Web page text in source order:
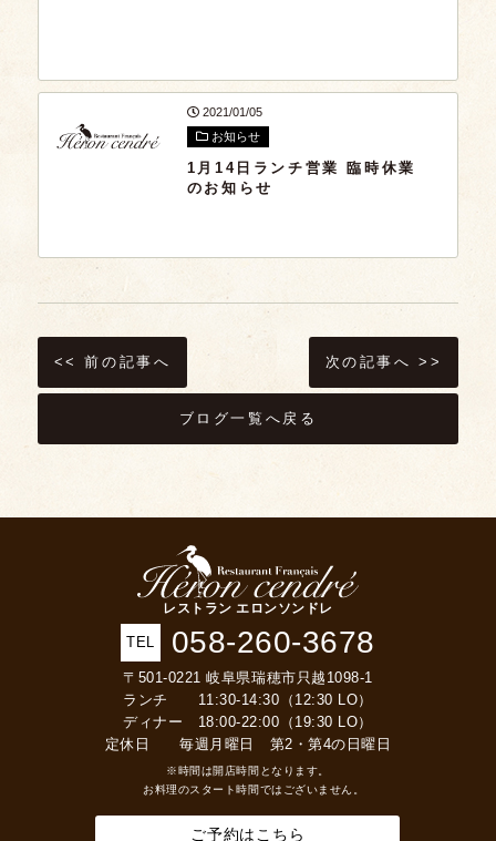
2021/01/05
お知らせ
1月14日ランチ営業 臨時休業
のお知らせ
<< 前の記事へ 次の記事へ >>
ブログ一覧へ戻る
レストラン エロンソンドレ
TEL 058-260-3678
〒501-0221 岐阜県瑞穂市只越1098-1
ランチ 11:30-14:30（12:30 LO）
ディナー 18:00-22:00（19:30 LO）
定休日 毎週月曜日 第2・第4の日曜日
※時間は開店時間となります。
お料理のスタート時間ではございません。
ご予約はこちら